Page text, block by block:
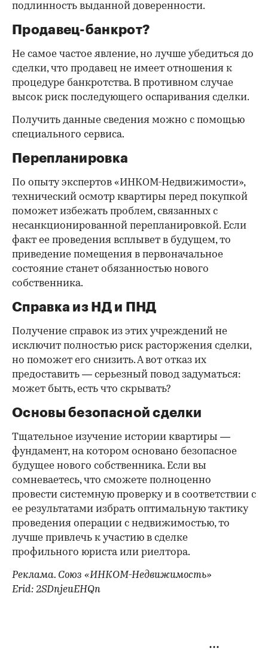
подлинность выданной доверенности.
Продавец-банкрот?
Не самое частое явление, но лучше убедиться до
сделки, что продавец не имеет отношения к
процедуре банкротства. В противном случае
высок риск последующего оспаривания сделки.
Получить данные сведения можно с помощью
специального сервиса.
Перепланировка
По опыту экспертов «ИНКОМ-Недвижимости»,
технический осмотр квартиры перед покупкой
поможет избежать проблем, связанных с
несанкционированной перепланировкой. Если
факт ее проведения всплывет в будущем, то
приведение помещения в первоначальное
состояние станет обязанностью нового
собственника.
Справка из НД и ПНД
Получение справок из этих учреждений не
исключит полностью риск расторжения сделки,
но поможет его снизить. А вот отказ их
предоставить — серьезный повод задуматься:
может быть, есть что скрывать?
Основы безопасной сделки
Тщательное изучение истории квартиры —
фундамент, на котором основано безопасное
будущее нового собственника. Если вы
сомневаетесь, что сможете полноценно
провести системную проверку и в соответствии с
ее результатами избрать оптимальную тактику
проведения операции с недвижимостью, то
лучше привлечь к участию в сделке
профильного юриста или риелтора.
Реклама. Союз «ИНКОМ-Недвижимость»
Erid: 2SDnjeuEHQn